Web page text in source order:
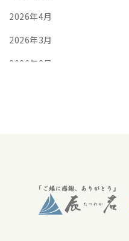
2026年4月
2026年3月
2026年2月
2025年8月